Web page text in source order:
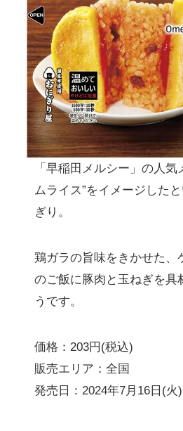
「早稲田メルシー」の人気
ムライス”をイメージした
ぎり。
鶏ガラの旨味をきかせた、
のご飯に豚肉と玉ねぎを具
うです。
価格：203円(税込)
販売エリア：全国
発売日：2024年7月16日(火)